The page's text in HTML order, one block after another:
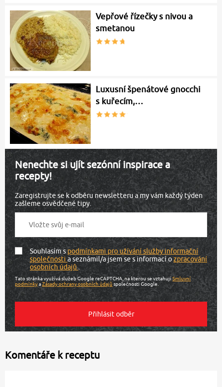
Vepřové řízečky s nivou a
smetanou
Luxusní špenátové gnocchi
s kuřecím,…
Nenechte si ujít sezónní inspirace a
recepty!
Zaregistrujte se k odběru newsletteru a my vám každý týden
zašleme osvědčené tipy.
Souhlasím spodmínkami pro užívání služby informační
společnostia seznámil/a jsem se s informací ozpracování
osobních údajů.
Tato stránka využívá služeb Google reCAPTCHA, na kterou se vztahujíSmluvní
podmínkyaZásady ochrany osobních údajů společnosti Google.
Komentáře k receptu